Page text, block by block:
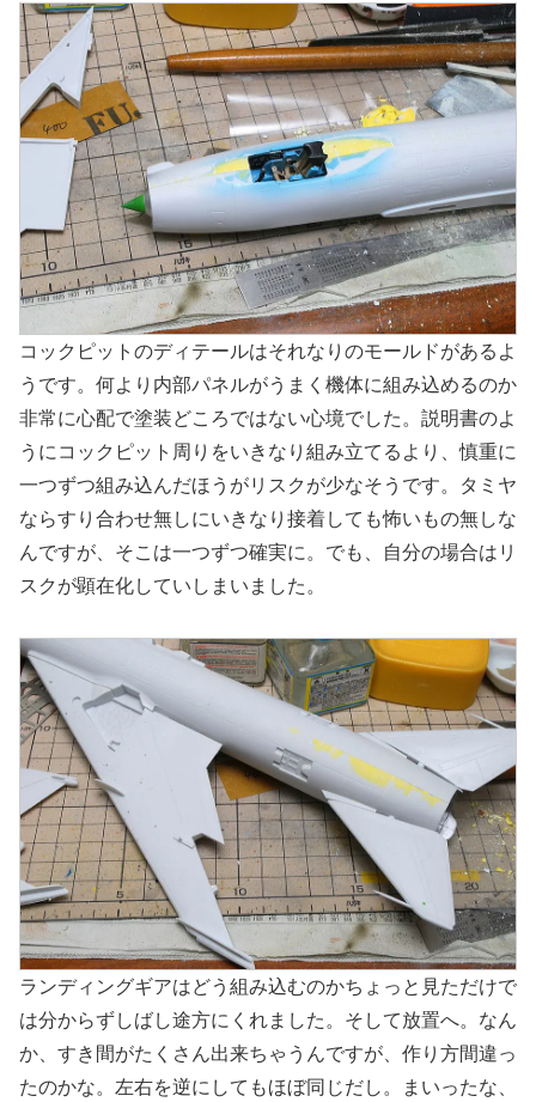
コックピットのディテールはそれなりのモールドがあるよ
うです。何より内部パネルがうまく機体に組み込めるのか
非常に心配で塗装どころではない心境でした。説明書のよ
うにコックピット周りをいきなり組み立てるより、慎重に
一つずつ組み込んだほうがリスクが少なそうです。タミヤ
ならすり合わせ無しにいきなり接着しても怖いもの無しな
んですが、そこは一つずつ確実に。でも、自分の場合はリ
スクが顕在化していしまいました。
ランディングギアはどう組み込むのかちょっと見ただけで
は分からずしばし途方にくれました。そして放置へ。なん
か、すき間がたくさん出来ちゃうんですが、作り方間違っ
たのかな。左右を逆にしてもほぼ同じだし。まいったな、